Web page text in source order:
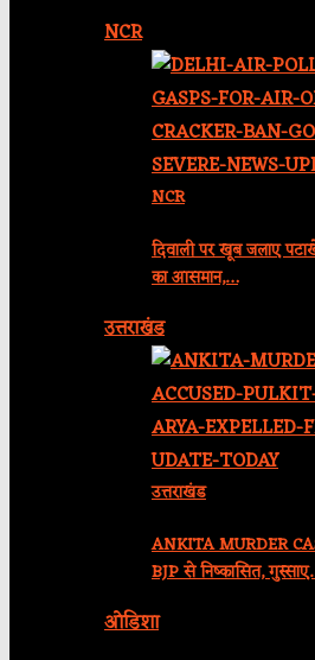
NCR
NCR
दिवाली पर खूब जलाए
का आसमान,…
उत्तराखंड
उत्तराखंड
ANKITA MURDER
BJP से निष्कासित,
ओडिशा